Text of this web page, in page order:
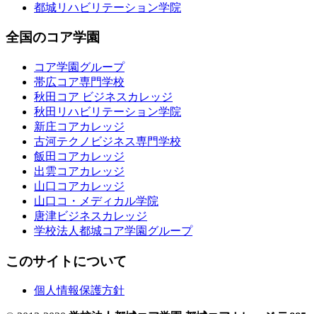
都城リハビリテーション学院
全国のコア学園
コア学園グループ
帯広コア専門学校
秋田コア ビジネスカレッジ
秋田リハビリテーション学院
新庄コアカレッジ
古河テクノビジネス専門学校
飯田コアカレッジ
出雲コアカレッジ
山口コアカレッジ
山口コ・メディカル学院
唐津ビジネスカレッジ
学校法人都城コア学園グループ
このサイトについて
個人情報保護方針